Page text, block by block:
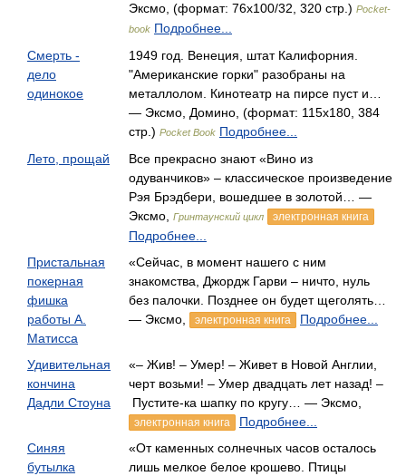
Эксмо, (формат: 76x100/32, 320 стр.) Pocket-
book Подробнее...
Смерть -
дело
одинокое
1949 год. Венеция, штат Калифорния.
"Американские горки" разобраны на
металлолом. Кинотеатр на пирсе пуст и…
— Эксмо, Домино, (формат: 115x180, 384
стр.) Pocket Book Подробнее...
Лето, прощай
Все прекрасно знают «Вино из
одуванчиков» – классическое произведение
Рэя Брэдбери, вошедшее в золотой… —
Эксмо,
Гринтаунский цикл электронная книга
Подробнее...
Пристальная
покерная
фишка
работы А.
Матисса
«Сейчас, в момент нашего с ним
знакомства, Джордж Гарви – ничто, нуль
без палочки. Позднее он будет щеголять…
— Эксмо,
электронная книга Подробнее...
Удивительная
кончина
Дадли Стоуна
«– Жив! – Умер! – Живет в Новой Англии,
черт возьми! – Умер двадцать лет назад! –
Пустите-ка шапку по кругу… — Эксмо,
электронная книга
Подробнее...
Синяя
бутылка
«От каменных солнечных часов осталось
лишь мелкое белое крошево. Птицы